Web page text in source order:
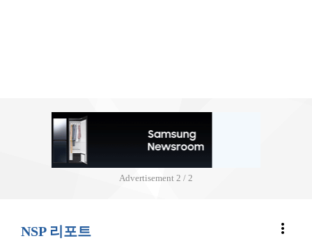
Advertisement 2 / 2
NSP 리포트 more_vert